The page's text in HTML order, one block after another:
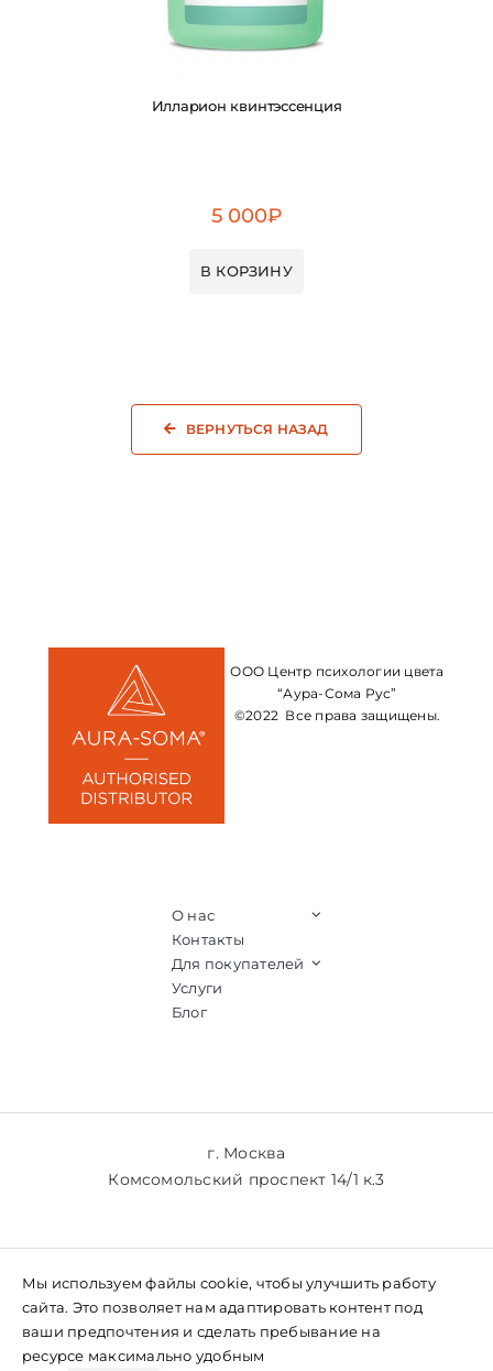
Илларион квинтэссенция
5 000₽
В КОРЗИНУ
ВЕРНУТЬСЯ НАЗАД
ООО Центр психологии цвета
“Аура-Сома Рус”
©2022 Все права защищены.
О нас
Контакты
Для покупателей
Услуги
Блог
г. Москва
Комсомольский проспект 14/1 к.3
+7 (985) 769-61-77
Мы используем файлы cookie, чтобы улучшить работу
сайта. Это позволяет нам адаптировать контент под
ваши предпочтения и сделать пребывание на
ресурсе максимально удобным